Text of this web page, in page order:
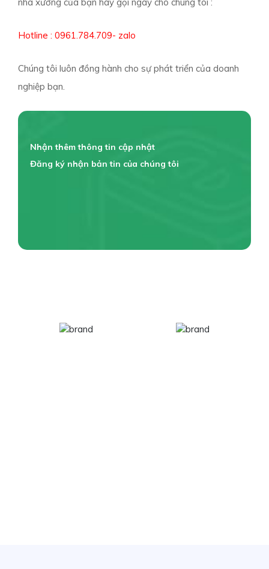
Hotline : 0961.784.709- zalo
Chúng tôi luôn đồng hành cho sự phát triển của doanh
nghiệp bạn.
Nhận thêm thông tin cập nhật
Đăng ký nhận bản tin của chúng tôi